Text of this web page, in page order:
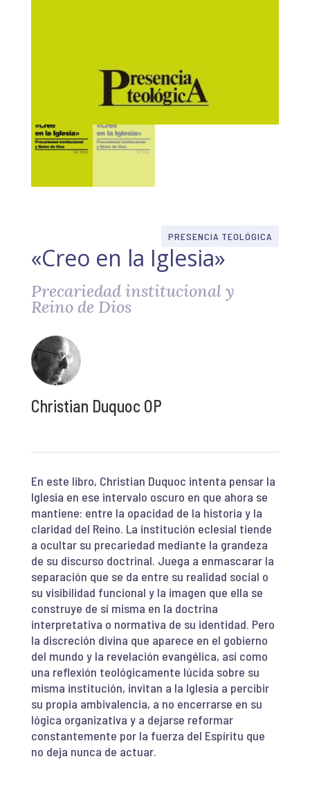
PRESENCIA TEOLÓGICA
«Creo en la Iglesia»
Precariedad institucional y
Reino de Dios
Christian Duquoc OP
En este libro, Christian Duquoc intenta pensar la
Iglesia en ese intervalo oscuro en que ahora se
mantiene: entre la opacidad de la historia y la
claridad del Reino. La institución eclesial tiende
a ocultar su precariedad mediante la grandeza
de su discurso doctrinal. Juega a enmascarar la
separación que se da entre su realidad social o
su visibilidad funcional y la imagen que ella se
construye de sí misma en la doctrina
interpretativa o normativa de su identidad. Pero
la discreción divina que aparece en el gobierno
del mundo y la revelación evangélica, así como
una reflexión teológicamente lúcida sobre su
misma institución, invitan a la Iglesia a percibir
su propia ambivalencia, a no encerrarse en su
lógica organizativa y a dejarse reformar
constantemente por la fuerza del Espíritu que
no deja nunca de actuar.